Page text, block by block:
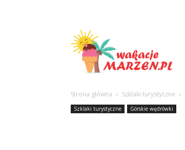
Wakacje-
marzen.pl
Strona główna Szklaki turystyczne
Szklaki turystyczne Górskie wędrówki